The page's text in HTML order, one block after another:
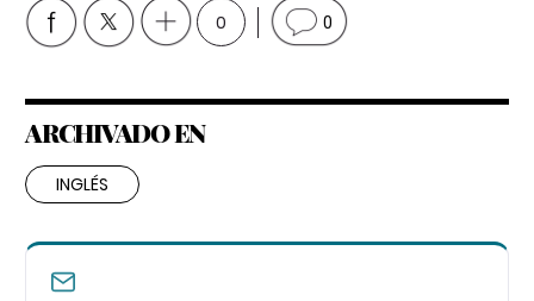
0 0
ARCHIVADO EN
INGLÉS